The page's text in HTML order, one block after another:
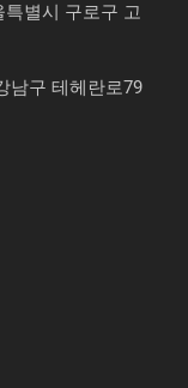
별시 구로구 고
남구 테헤란로79